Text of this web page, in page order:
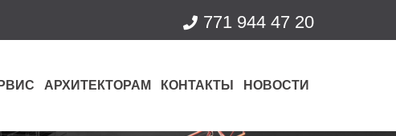
771 944 47 20
АРХИТЕКТОРАМ КОНТАКТЫ НОВОСТИ